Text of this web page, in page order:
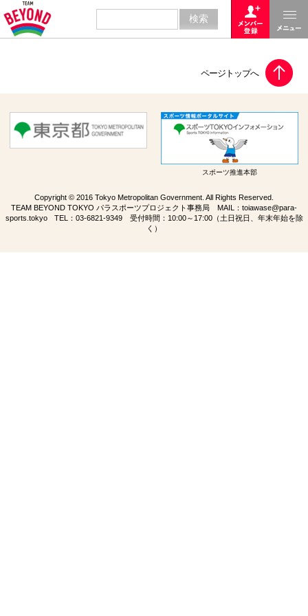
スポーツ推進本部
Copyright © 2016 Tokyo Metropolitan Government. All Rights Reserved.
TEAM BEYOND TOKYO パラスポーツプロジェクト事務局 MAIL： toiawase@para-
sports.tokyoTEL： 03-6821-9349受付時間：10:00～17:00（土日祝日、年末年始を除
く）